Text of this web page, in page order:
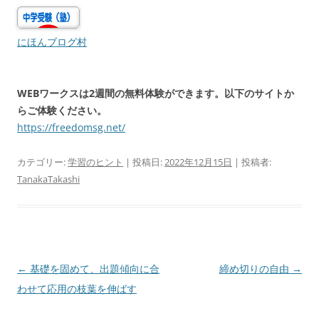
にほんブログ村
WEBワークスは2週間の無料体験ができます。以下のサイトか
らご体験ください。
https://freedomsg.net/
カテゴリー:学習のヒント | 投稿日:2022年12月15日 | 投稿者:
TanakaTakashi
投
稿
← 基礎を固めて、出題傾向に合
わせて応用の枝葉を伸ばす
締め切りの自由 →